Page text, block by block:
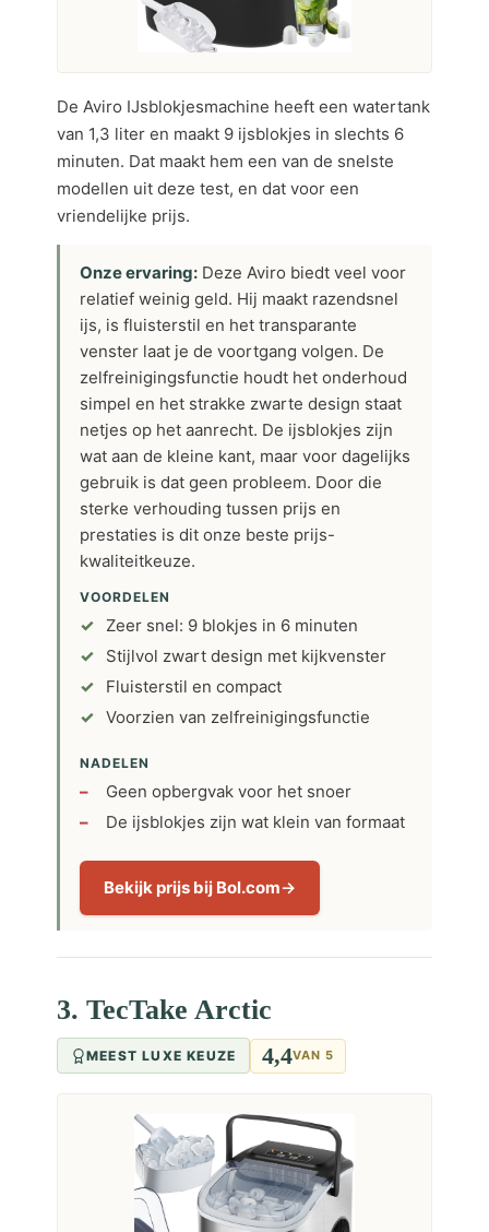
De Aviro IJsblokjesmachine heeft een watertank
van 1,3 liter en maakt 9 ijsblokjes in slechts 6
minuten. Dat maakt hem een van de snelste
modellen uit deze test, en dat voor een
vriendelijke prijs.
Onze ervaring: Deze Aviro biedt veel voor
relatief weinig geld. Hij maakt razendsnel
ijs, is fluisterstil en het transparante
venster laat je de voortgang volgen. De
zelfreinigingsfunctie houdt het onderhoud
simpel en het strakke zwarte design staat
netjes op het aanrecht. De ijsblokjes zijn
wat aan de kleine kant, maar voor dagelijks
gebruik is dat geen probleem. Door die
sterke verhouding tussen prijs en
prestaties is dit onze beste prijs-
kwaliteitkeuze.
VOORDELEN
Zeer snel: 9 blokjes in 6 minuten
Stijlvol zwart design met kijkvenster
Fluisterstil en compact
Voorzien van zelfreinigingsfunctie
NADELEN
Geen opbergvak voor het snoer
De ijsblokjes zijn wat klein van formaat
Bekijk prijs bij Bol.com
3. TecTake Arctic
MEEST LUXE KEUZE 4,4VAN 5